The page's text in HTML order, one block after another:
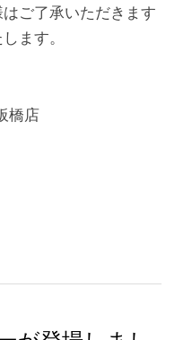
ご了承いただきます
ます。
橋店